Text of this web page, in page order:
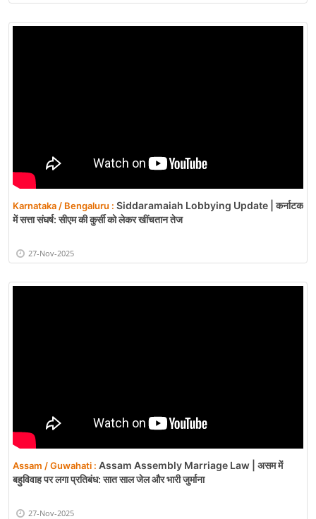
Karnataka / Bengaluru : Siddaramaiah Lobbying Update | कर्नाटक
में सत्ता संघर्ष: सीएम की कुर्सी को लेकर खींचतान तेज
27-Nov-2025
Assam / Guwahati : Assam Assembly Marriage Law | असम में
बहुविवाह पर लगा प्रतिबंध: सात साल जेल और भारी जुर्माना
27-Nov-2025